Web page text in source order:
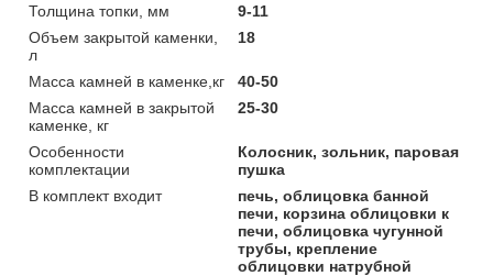
Толщина топки, мм
9-11
Объем закрытой каменки,
л
18
Масса камней в каменке,кг
40-50
Масса камней в закрытой
каменке, кг
25-30
Особенности
комплектации
Колосник, зольник, паровая
пушка
В комплект входит
печь, облицовка банной
печи, корзина облицовки к
печи, облицовка чугунной
трубы, крепление
облицовки натрубной